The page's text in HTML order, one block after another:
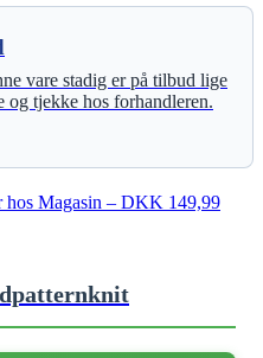
vare stadig er på tilbud lige
tjekke hos forhandleren.
hos Magasin – DKK 149,99